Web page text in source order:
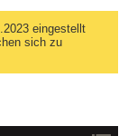
eingestellt
sich zu